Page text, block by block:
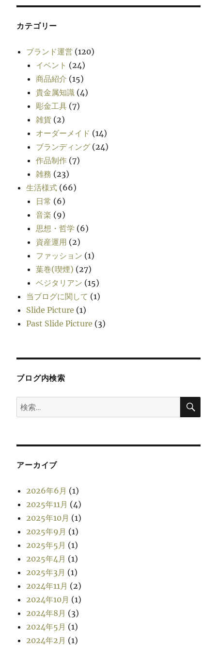
カテゴリー
ブランド運営 (120)
イベント (24)
商品紹介 (15)
貴金属知識 (4)
彫金工具 (7)
雑貨 (2)
オーダーメイド (14)
ブランディング (24)
作品制作 (7)
雑務 (23)
生活様式 (66)
日常 (6)
音楽 (9)
思想・哲学 (6)
資産運用 (2)
ファッション (1)
葉巻(喫煙) (27)
ベジタリアン (15)
当ブログに関して (1)
Slide Picture (1)
Past Slide Picture (3)
ブログ内検索
検
索:
検
アーカイブ
2026年6月 (1)
2025年11月 (4)
2025年10月 (1)
2025年9月 (1)
2025年5月 (1)
2025年4月 (1)
2025年3月 (1)
2024年11月 (2)
2024年10月 (1)
2024年8月 (3)
2024年5月 (1)
2024年2月 (1)